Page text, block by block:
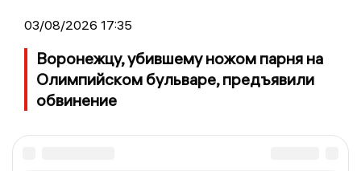
03/08/2026 17:35
Воронежцу, убившему ножом парня на
Олимпийском бульваре, предъявили
обвинение